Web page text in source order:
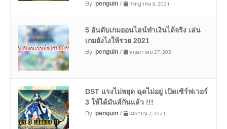
By penguin/ กรกฎาคม 9, 2021
5 อันดับเกมออนไลน์ทำเงินได้จริง เล่น
เกมยังไงให้รวย 2021
By penguin/ พฤษภาคม 27, 2021
DST แรงไม่หยุด ฉุดไม่อยู่ เปิดเซิร์ฟเวอร์
3 ให้ได้มันส์กันแล้ว !!!
By penguin/ เมษายน 2, 2021